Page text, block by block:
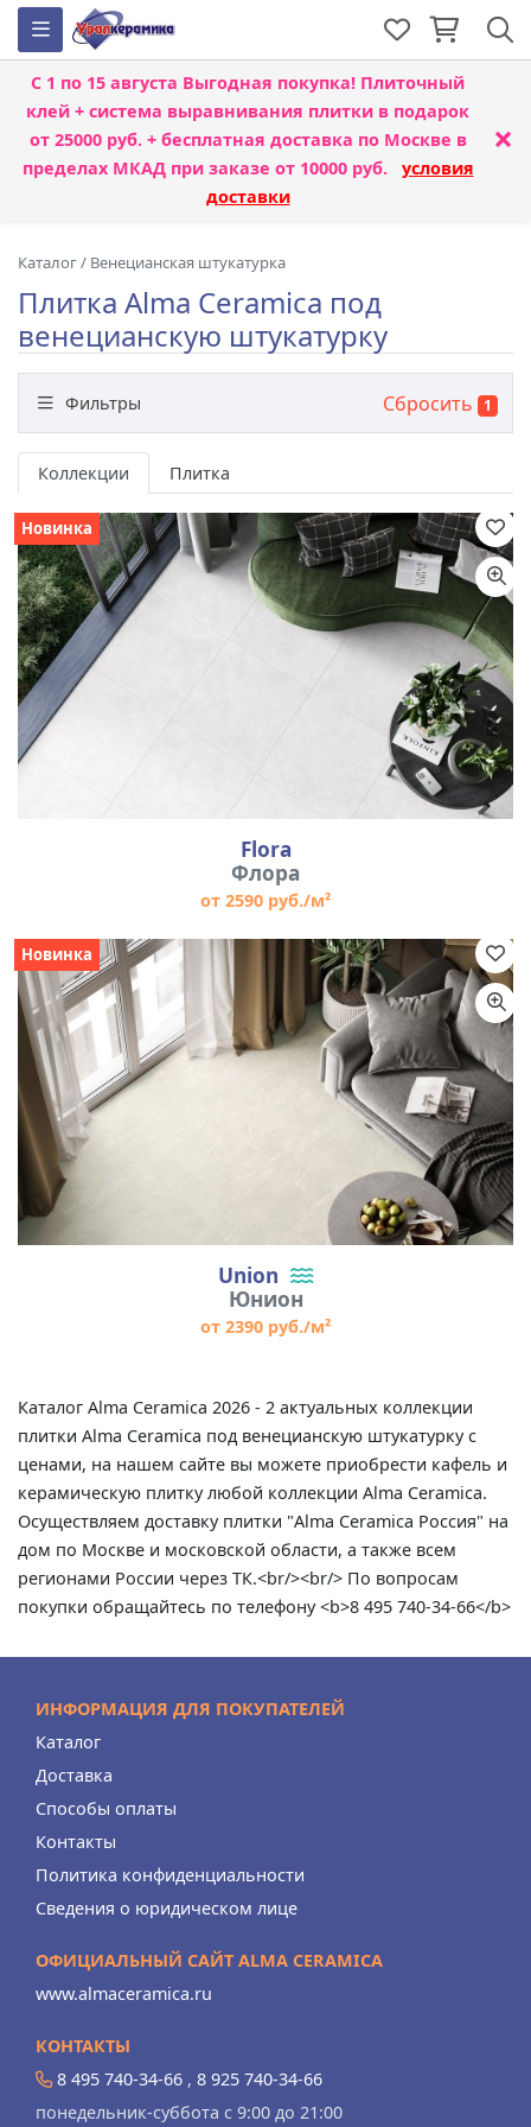
С 1 по 15 августа Выгодная покупка! Плиточный
клей + система выравнивания плитки в подарок
от 25000 руб. + бесплатная доставка по Москве в
пределах МКАД при заказе от 10000 руб. условия
доставки
×
Каталог/ Венецианская штукатурка
Плитка Alma Ceramica под
венецианскую штукатурку
Фильтры Сбросить 1
Бренд
Назначение
Цвет
Размер
Коллекции Плитка
Flora
Флора
от 2590 руб./м²
Новинка
Union
Юнион
от 2390 руб./м²
Новинка
Каталог Alma Ceramica 2026 - 2 актуальных коллекции
плитки Alma Ceramica под венецианскую штукатурку с
ценами, на нашем сайте вы можете приобрести кафель и
керамическую плитку любой коллекции Alma Ceramica.
Осуществляем доставку плитки "Alma Ceramica Россия" на
дом по Москве и московской области, а также всем
регионами России через ТК.<br/><br/> По вопросам
покупки обращайтесь по телефону <b>8 495 740-34-66</b>
ИНФОРМАЦИЯ ДЛЯ ПОКУПАТЕЛЕЙ
Каталог
Доставка
Способы оплаты
Контакты
Политика конфиденциальности
Сведения о юридическом лице
ОФИЦИАЛЬНЫЙ САЙТ ALMA CERAMICA
www.almaceramica.ru
КОНТАКТЫ
8 495 740-34-66 , 8 925 740-34-66
понедельник-суббота с 9:00 до 21:00